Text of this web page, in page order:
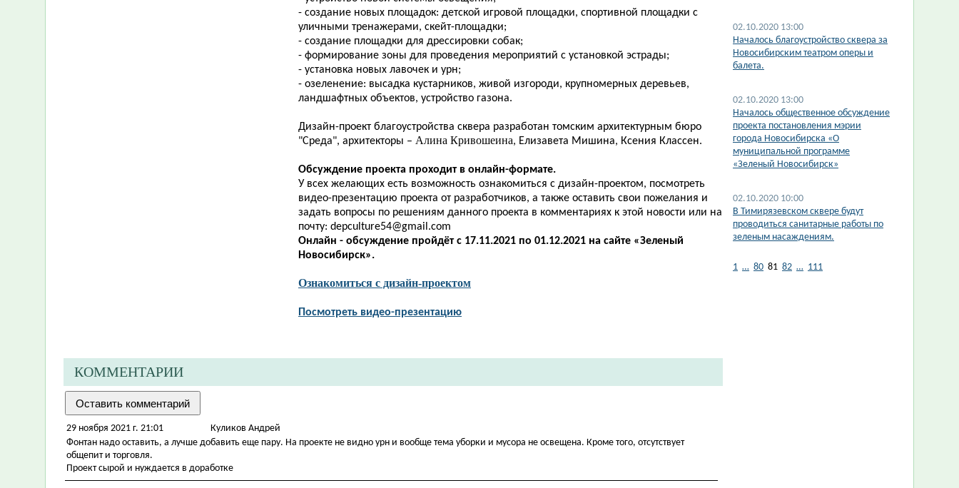
- создание новых площадок: детской игровой площадки, спортивной площадки с
уличными тренажерами, скейт-площадки;
- создание площадки для дрессировки собак;
- формирование зоны для проведения мероприятий с установкой эстрады;
- установка новых лавочек и урн;
- озеленение: высадка кустарников, живой изгороди, крупномерных деревьев,
ландшафтных объектов, устройство газона.
Дизайн-проект благоустройства сквера разработан томским архитектурным бюро
"Среда", архитекторы – Алина Кривошеина, Елизавета Мишина, Ксения Классен.
Обсуждение проекта проходит в онлайн-формате.
У всех желающих есть возможность ознакомиться с дизайн-проектом, посмотреть
видео-презентацию проекта от разработчиков, а также оставить свои пожелания и
задать вопросы по решениям данного проекта в комментариях к этой новости или на
почту: depculture54@gmail.com
Онлайн - обсуждение пройдётс 17.11.2021 по 01.12.2021 на сайте «Зеленый
Новосибирск».
Ознакомиться с дизайн-проектом
Посмотреть видео-презентацию
КОММЕНТАРИИ
29 ноября 2021 г. 21:01
Куликов Андрей
Фонтан надо оставить, а лучше добавить еще пару. На проекте не видно урн и вообще тема уборки и мусора не освещена. Кроме того, отсутствует
общепит и торговля.
Проект сырой и нуждается в доработке
02.10.2020 13:00
Началось благоустройство сквера за
Новосибирским театром оперы и
балета.
02.10.2020 13:00
Началось общественное обсуждение
проекта постановления мэрии
города Новосибирска «О
муниципальной программе
«Зеленый Новосибирск»
02.10.2020 10:00
​В Тимирязевском сквере будут
проводиться санитарные работы по
зеленым насаждениям.
1 … 80 81 82 … 111